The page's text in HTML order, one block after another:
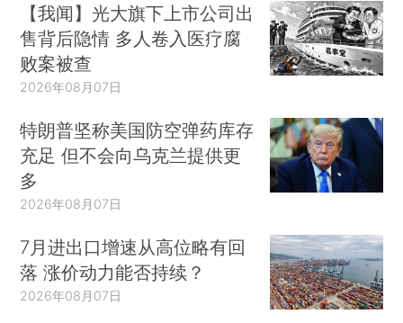
【我闻】光大旗下上市公司出
售背后隐情 多人卷入医疗腐
败案被查
2026年08月07日
特朗普坚称美国防空弹药库存
充足 但不会向乌克兰提供更
多
2026年08月07日
7月进出口增速从高位略有回
落 涨价动力能否持续？
2026年08月07日